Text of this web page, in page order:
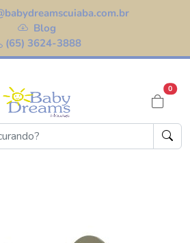
Blog
(65) 3624-3888
0